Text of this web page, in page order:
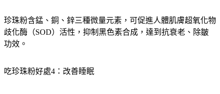
珍珠粉含錳、銅、鋅三種微量元素，可促進人體肌膚超氧化物
歧化酶（SOD）活性，抑制黑色素合成，達到抗衰老、除皺
功效。
吃珍珠粉好處4：改善睡眠